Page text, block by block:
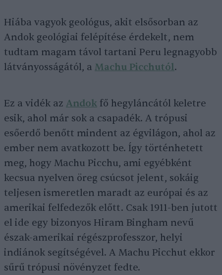
Hiába vagyok geológus, akit elsősorban az
Andok geológiai felépítése érdekelt, nem
tudtam magam távol tartani Peru legnagyobb
látványosságától, a Machu Picchutól.
Ez a vidék az Andok fő hegyláncától keletre
esik, ahol már sok a csapadék. A trópusi
esőerdő benőtt mindent az égvilágon, ahol az
ember nem avatkozott be. Így történhetett
meg, hogy Machu Picchu, ami egyébként
kecsua nyelven öreg csúcsot jelent, sokáig
teljesen ismeretlen maradt az európai és az
amerikai felfedezők előtt. Csak 1911-ben jutott
el ide egy bizonyos Hiram Bingham nevű
észak-amerikai régészprofesszor, helyi
indiánok segítségével. A Machu Picchut ekkor
sűrű trópusi növényzet fedte.